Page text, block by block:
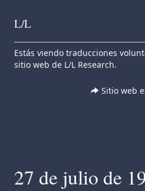
Skip to content
L/L
Estás viendo traducciones
sitio web de L/L Research.
Sitio web
27 de julio de